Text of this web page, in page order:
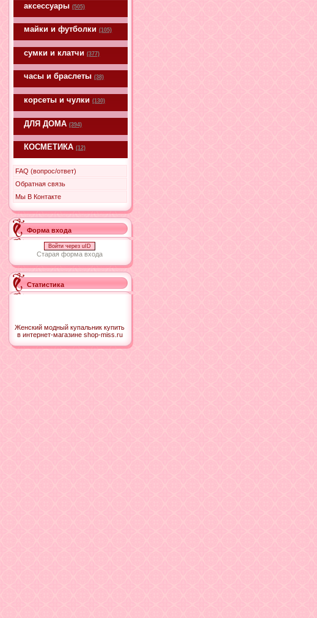
аксессуары(505)
майки и футболки(105)
сумки и клатчи(377)
часы и браслеты(38)
корсеты и чулки(130)
ДЛЯ ДОМА(394)
КОСМЕТИКА(12)
FAQ (вопрос/ответ)
Обратная связь
Мы В Контакте
Форма входа
Войти через uID
Старая форма входа
Статистика
Женский модный купальник купить
в интернет-магазине shop-miss.ru